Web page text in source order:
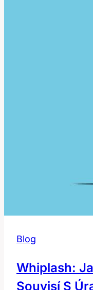
Blog
Whiplash:
Souvisí S